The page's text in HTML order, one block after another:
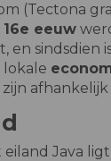
(Tectona
16e eeuw
en sindsdien
lokale
zijn
Java ligt